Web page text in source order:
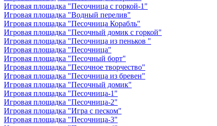
Игровая площадка "Песочница с горкой-1"
Игровая площадка "Водный перелив"
Игровая площадка "Песочница Корабль"
Игровая площадка "Песочный домик с горкой"
Игровая площадка "Песочница из пеньков "
Игровая площадка "Песочница"
Игровая площадка "Песочный борт"
Игровая площадка "Песочное творчество"
Игровая площадка "Песочница из бревен"
Игровая площадка "Песочный домик"
Игровая площадка "Песочница-1"
Игровая площадка "Песочница-2"
Игровая площадка "Игра с песком"
Игровая площадка "Песочница-3"